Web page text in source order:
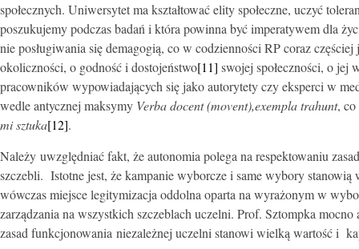
społecznych. Uniwersytet ma kształtować elity społeczne, uczyć
poszukujemy podczas badań i która powinna być imperatywem dla
nie posługiwania się demagogią, co w codzienności RP coraz
okoliczności, o godność i dostojeństwo[11] swojej społeczności, o jej
pracowników wypowiadających się jako autorytety czy eksperci w
wedle antycznej maksymy Verba docent (movent),exempla trahunt, co
mi sztuka[12].
Należy uwzględniać fakt, że autonomia polega na respektowaniu
szczebli. Istotne jest, że kampanie wyborcze i same wybory
wówczas miejsce legitymizacja oddolna oparta na wyrażonym w
zarządzania na wszystkich szczeblach uczelni. Prof. Sztompka
zasad funkcjonowania niezależnej uczelni stanowi wielką wartość i